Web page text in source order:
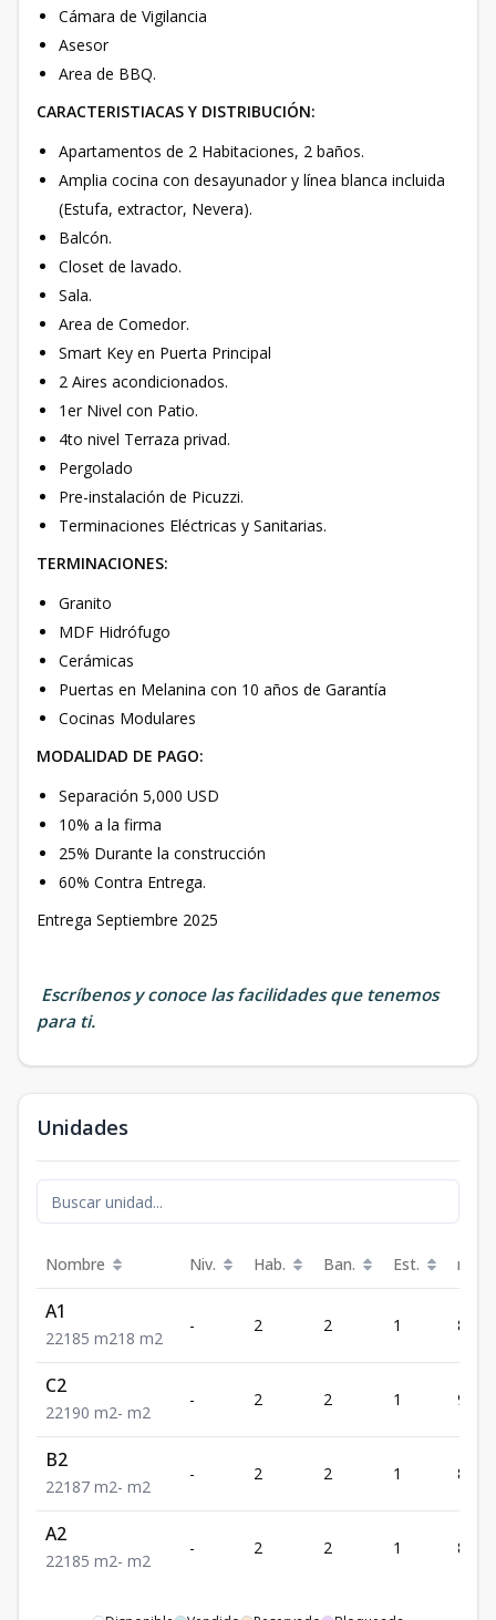
Cámara de Vigilancia
Asesor
Area de BBQ.
CARACTERISTIACAS Y DISTRIBUCIÓN:
Apartamentos de 2 Habitaciones, 2 baños.
Amplia cocina con desayunador y línea blanca incluida
(Estufa, extractor, Nevera).
Balcón.
Closet de lavado.
Sala.
Area de Comedor.
Smart Key en Puerta Principal
2 Aires acondicionados.
1er Nivel con Patio.
4to nivel Terraza privad.
Pergolado
Pre-instalación de Picuzzi.
Terminaciones Eléctricas y Sanitarias.
TERMINACIONES:
Granito
MDF Hidrófugo
Cerámicas
Puertas en Melanina con 10 años de Garantía
Cocinas Modulares
MODALIDAD DE PAGO:
Separación 5,000 USD
10% a la firma
25% Durante la construcción
60% Contra Entrega.
Entrega Septiembre 2025
Escríbenos y conoce las facilidades que tenemos
para ti.
Unidades
Nombre Niv. Hab. Ban. Est. m²
A1
221 85 m218 m2
- 2 2 1 85
C2
221 90 m2- m2
- 2 2 1 90
B2
221 87 m2- m2
- 2 2 1 87
A2
221 85 m2- m2
- 2 2 1 85